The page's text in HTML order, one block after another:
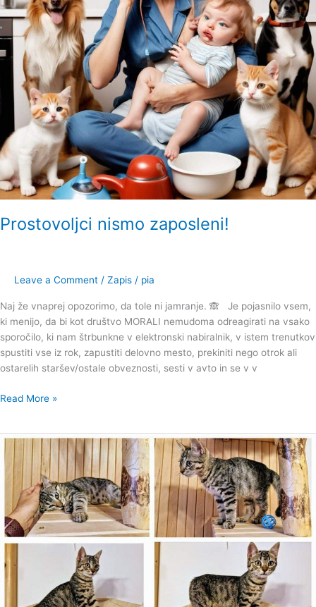
Prostovoljci nismo zaposleni!
Leave a Comment / Zapis / pia
Naj že vnaprej opozorimo, da tole ni jamranje. 🙈 Je pojasnilo vsem,
ki menijo, da bi kot društvo MORALI nemudoma odreagirati na vsako
sporočilo, ki nam štrbunkne v elektronski nabiralnik, v istem trenutkov
spustiti vse iz rok, zapustiti delovno mesto, prekiniti nego otrok ali
ostarelih staršev/ostale obveznosti, sesti v avto in se v v
Read More »
Srčni
Momo